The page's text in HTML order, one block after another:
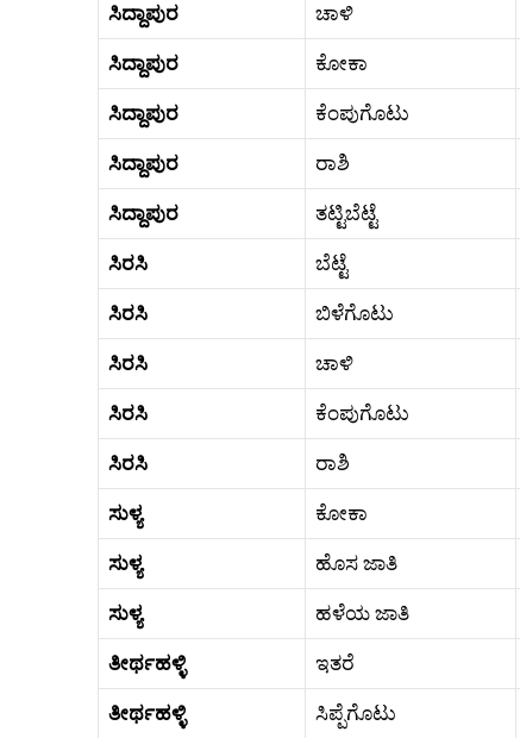
ಸಿದ್ದಾಪುರ ಚಾಳಿ
ಸಿದ್ದಾಪುರ ಕೋಕಾ
ಸಿದ್ದಾಪುರ ಕೆಂಪುಗೊಟು
ಸಿದ್ದಾಪುರ ರಾಶಿ
ಸಿದ್ದಾಪುರ ತಟ್ಟಿಬೆಟ್ಟೆ
ಸಿರಸಿ ಬೆಟ್ಟೆ
ಸಿರಸಿ ಬಿಳೆಗೊಟು
ಸಿರಸಿ ಚಾಳಿ
ಸಿರಸಿ ಕೆಂಪುಗೊಟು
ಸಿರಸಿ ರಾಶಿ
ಸುಳ್ಯ ಕೋಕಾ
ಸುಳ್ಯ ಹೊಸ ಜಾತಿ
ಸುಳ್ಯ ಹಳೆಯ ಜಾತಿ
ತೀರ್ಥಹಳ್ಳಿ ಇತರೆ
ತೀರ್ಥಹಳ್ಳಿ ಸಿಪ್ಪೆಗೊಟು